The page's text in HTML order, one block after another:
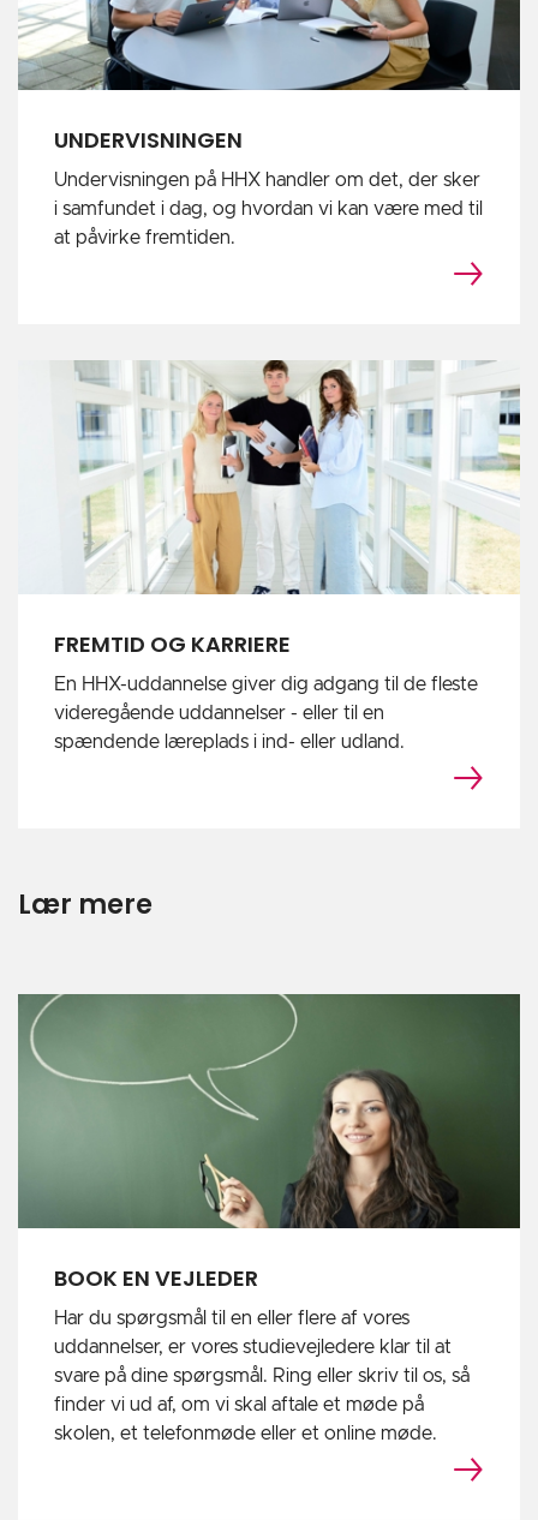
UNDERVISNINGEN
Undervisningen på HHX handler om det, der sker
i samfundet i dag, og hvordan vi kan være med til
at påvirke fremtiden.
FREMTID OG KARRIERE
En HHX-uddannelse giver dig adgang til de fleste
videregående uddannelser - eller til en
spændende læreplads i ind- eller udland.
Lær mere
BOOK EN VEJLEDER
Har du spørgsmål til en eller flere af vores
uddannelser, er vores studievejledere klar til at
svare på dine spørgsmål. Ring eller skriv til os, så
finder vi ud af, om vi skal aftale et møde på
skolen, et telefonmøde eller et online møde.